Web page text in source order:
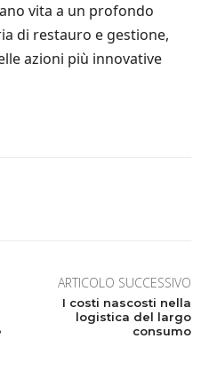
vita a un profondo
di restauro e gestione,
azioni più innovative
ARTICOLO SUCCESSIVO
I costi nascosti nella
logistica del largo
consumo